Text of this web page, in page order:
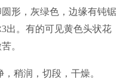
形，灰绿色，边缘有钝锯
出。有的可见黄色头状花
。
稍润，切段，干燥。